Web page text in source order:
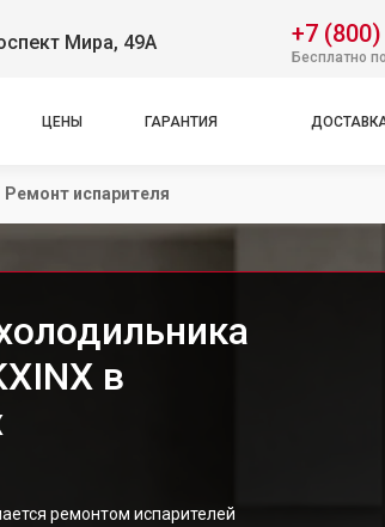
Мира, 49А +7
Бесплатно
ЦЕНЫ ГАРАНТИЯ
Ремонт испарителя
в
ремонтом испарителей